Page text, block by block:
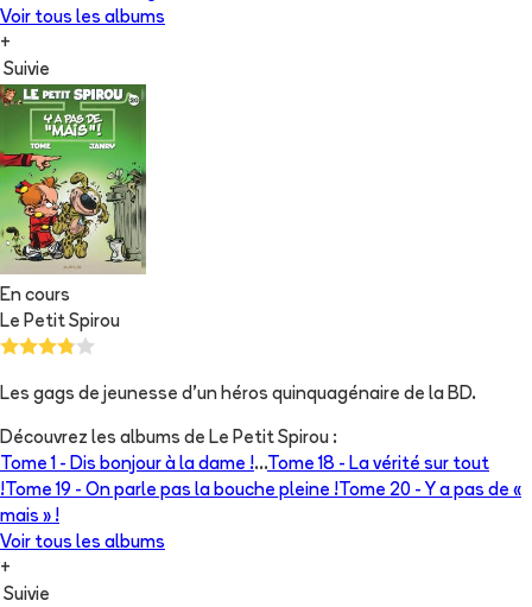
Voir tous les albums
+
Suivie
En cours
Le Petit Spirou
Les gags de jeunesse d'un héros quinquagénaire de la BD.
Découvrez les albums de Le Petit Spirou :
Tome 1 - Dis bonjour à la dame !...Tome 18 - La vérité sur tout
! Tome 19 - On parle pas la bouche pleine ! Tome 20 - Y a pas de «
mais » !
Voir tous les albums
+
Suivie